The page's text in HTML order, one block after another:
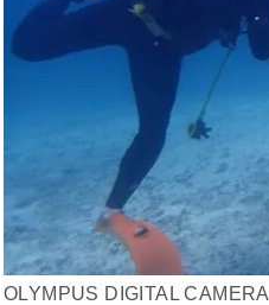
OLYMPUS DIGITAL CAMERA